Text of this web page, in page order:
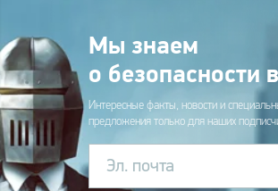
Мы знаем
о безопасности
Интересные факты, новости и
предложения только для наших
Эл. почта